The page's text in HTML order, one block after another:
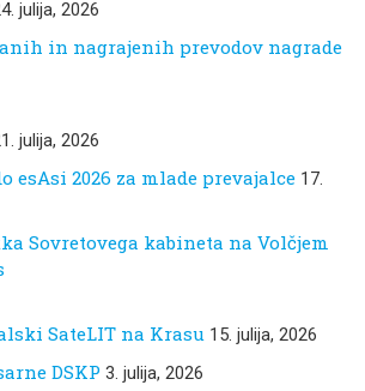
julija, 2026
in nagrajenih prevodov nagrade
julija, 2026
esAsi 2026 za mlade prevajalce 17.
Sovretovega kabineta na Volčjem
SateLIT na Krasu 15. julija, 2026
DSKP 3. julija, 2026